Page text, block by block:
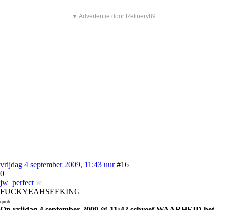
▼ Advertentie door Refinery89
vrijdag 4 september 2009, 11:43 uur #16
0
jw_perfect
FUCKYEAHSEEKING
quote: